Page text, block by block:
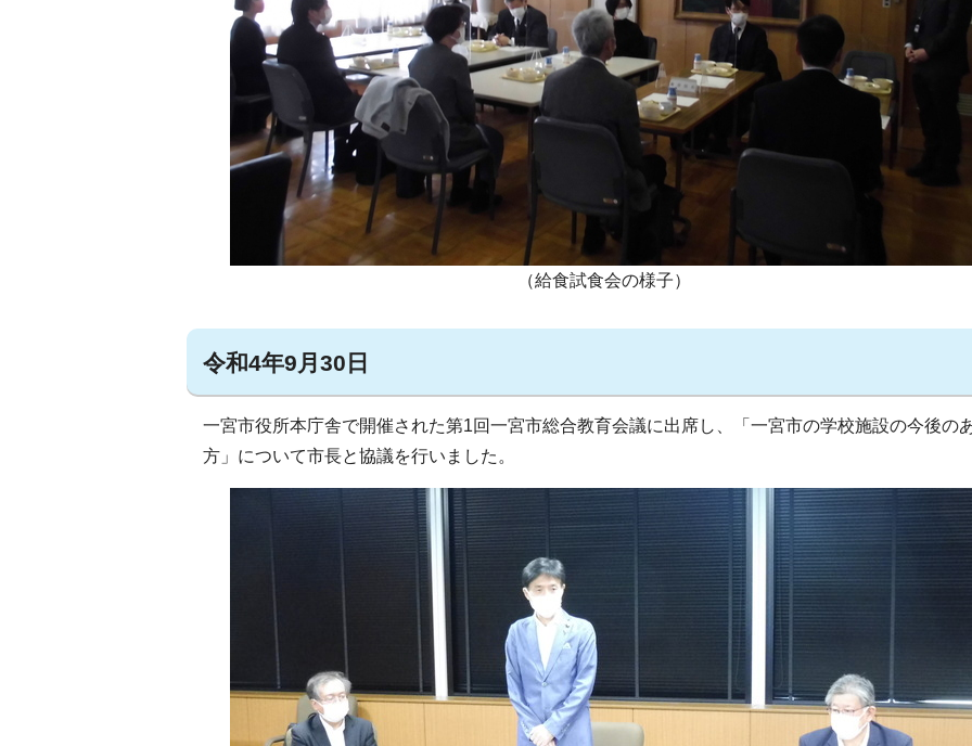
（給食試食会の様子）
令和4年9月30日
一宮市役所本庁舎で開催された第1回一宮市総合教育会議に出席し、「一宮市の学校施設の今後の
方」について市長と協議を行いました。